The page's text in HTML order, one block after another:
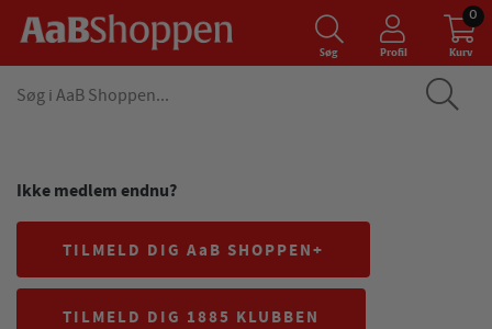
Søg Profil Kurv
0
Ikke medlem endnu?
TILMELD DIG AaB SHOPPEN+
TILMELD DIG 1885 KLUBBEN